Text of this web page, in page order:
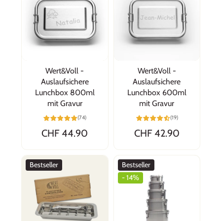
sympathisch :-) Blitzschnelle Lieferung, das
ging ja wie mit der Rakete!
Top
Ich kann Wert&Voll sehr empfehlen, bin 100%
freundlichen und zuvorkommenden
Kundenservice.
Wert&Voll -
Auslaufsichere
Lunchbox 800ml
mit Gravur
(74)
CHF 44.90
Wert&Voll -
Auslaufsichere
Lunchbox 600ml
mit Gravur
(19)
CHF 42.90
Bestseller
Bestseller
- 14%